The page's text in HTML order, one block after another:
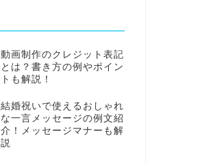
動画制作のクレジット表記
とは？書き方の例やポイン
トも解説！
結婚祝いで使えるおしゃれ
な一言メッセージの例文紹
介！メッセージマナーも解
説